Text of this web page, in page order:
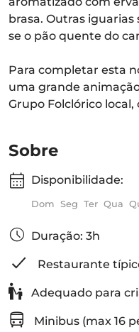
brasa. Outras
se o pão quente do
Para completar esta
uma grande
Grupo Folclórico
Sobre
Disponibilidade:
Dom Seg Ter Qua
Duração: 3h
Restaurante
Adequado para
Minibus (max 16